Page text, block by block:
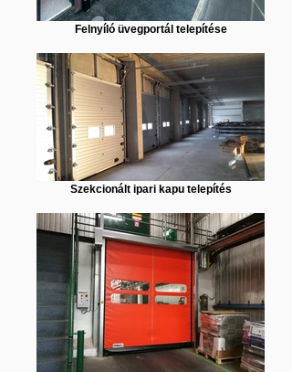
Felnyíló üvegportál telepítése
Szekcionált ipari kapu telepítés